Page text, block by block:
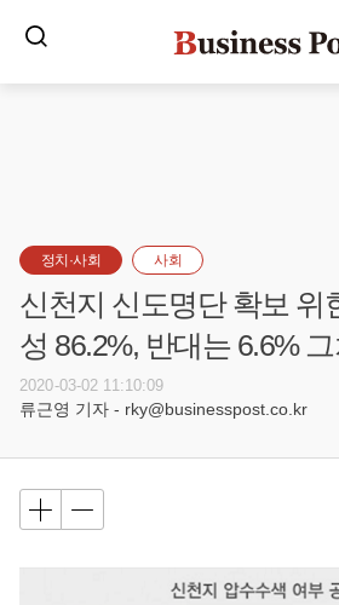
정치·사회 사회
신천지 신도명단 확보 위
성 86.2%, 반대는 6.6% 그
2020-03-02 11:10:09
류근영 기자 - rky@businesspost.co.kr